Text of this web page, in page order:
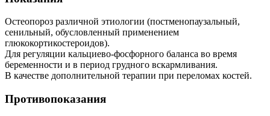
Остеопороз различной этиологии (постменопаузальный,
сенильный, обусловленный применением
глюкокортикостероидов).
Для регуляции кальциево-фосфорного баланса во время
беременности и в период грудного вскармливания.
В качестве дополнительной терапии при переломах костей.
Противопоказания